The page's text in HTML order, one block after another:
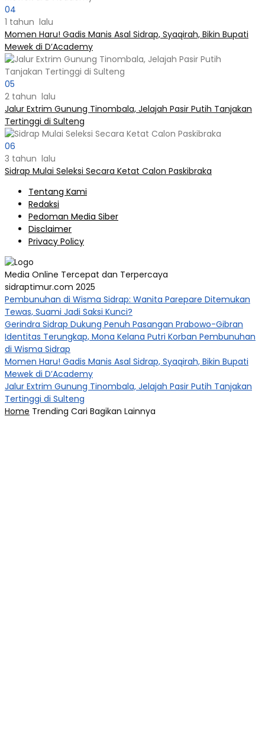
04
1 tahun lalu
Momen Haru! Gadis Manis Asal Sidrap, Syaqirah, Bikin Bupati
Mewek di D’Academy​
05
2 tahun lalu
Jalur Extrim Gunung Tinombala, Jelajah Pasir Putih Tanjakan
Tertinggi di Sulteng
06
3 tahun lalu
Sidrap Mulai Seleksi Secara Ketat Calon Paskibraka
Tentang Kami
Redaksi
Pedoman Media Siber
Disclaimer
Privacy Policy
Media Online Tercepat dan Terpercaya
sidraptimur.com 2025
Pembunuhan di Wisma Sidrap: Wanita Parepare Ditemukan
Tewas, Suami Jadi Saksi Kunci?
Gerindra Sidrap Dukung Penuh Pasangan Prabowo-Gibran
Identitas Terungkap, Mona Kelana Putri Korban Pembunuhan
di Wisma Sidrap
Momen Haru! Gadis Manis Asal Sidrap, Syaqirah, Bikin Bupati
Mewek di D’Academy​
Jalur Extrim Gunung Tinombala, Jelajah Pasir Putih Tanjakan
Tertinggi di Sulteng
Home Trending Cari Bagikan Lainnya